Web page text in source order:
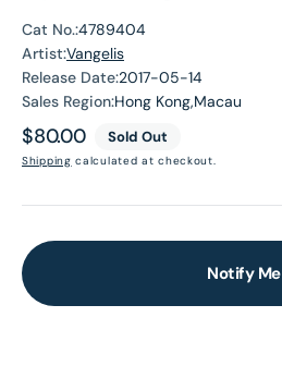
Cat No.:4789404
Artist:Vangelis
Release Date:2017-05-14
Sales Region:Hong Kong,Macau
Regular
price
$80.00 Sold Out
Shipping calculated at checkout.
Notify Me